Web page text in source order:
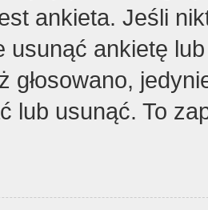
ankieta. Jeśli
usunąć ankietę
głosowano,
lub usunąć. To